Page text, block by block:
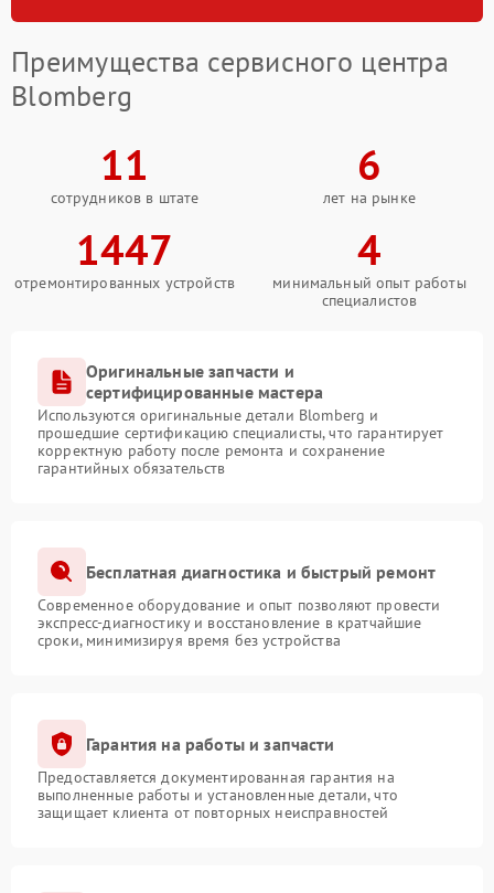
Преимущества сервисного центра
Blomberg
11
сотрудников в штате
6
лет на рынке
1447
отремонтированных устройств
4
минимальный опыт работы
специалистов
Оригинальные запчасти и
сертифицированные мастера
Используются оригинальные детали Blomberg и
прошедшие сертификацию специалисты, что гарантирует
корректную работу после ремонта и сохранение
гарантийных обязательств
Бесплатная диагностика и быстрый ремонт
Современное оборудование и опыт позволяют провести
экспресс-диагностику и восстановление в кратчайшие
сроки, минимизируя время без устройства
Гарантия на работы и запчасти
Предоставляется документированная гарантия на
выполненные работы и установленные детали, что
защищает клиента от повторных неисправностей